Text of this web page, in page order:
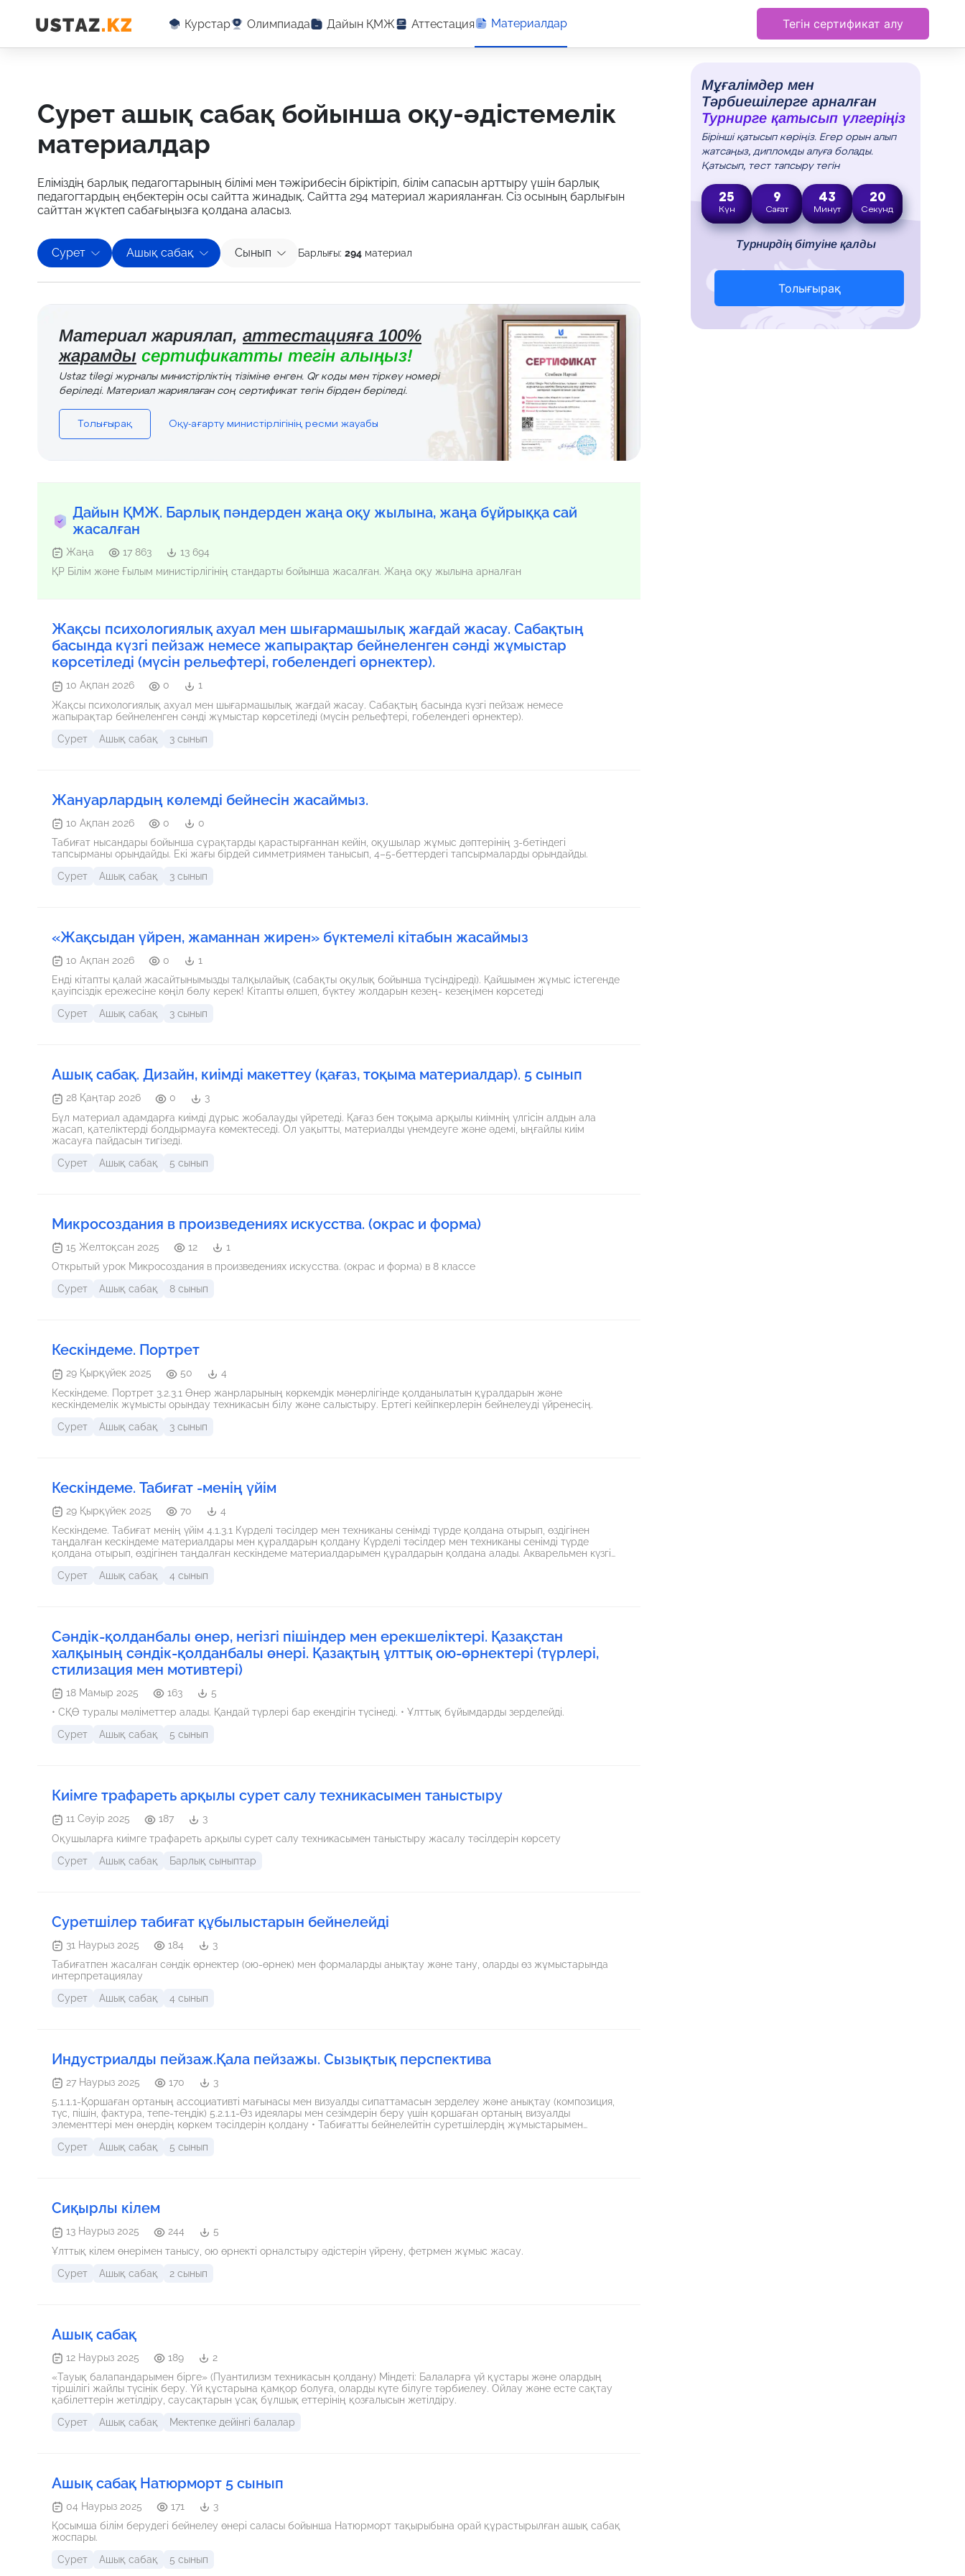
Курстар Олимпиада Дайын ҚМЖ Аттестация Материалдар Тегін сертификат алу
сурет ашық сабақ бойынша оқу-әдістемелік
материалдар
Еліміздің барлық педагогтарының білімі мен тәжірибесін біріктіріп, білім сапасын арттыру үшін барлық
педагогтардың еңбектерін осы сайтта жинадық. Сайтта 294 материал жарияланған. Сіз осының барлығын
сайттан жүктеп сабағыңызға қолдана аласыз.
Сурет Ашық сабақ Сынып Барлығы: 294 материал
Материал жариялап, аттестацияға 100%
жарамды сертификатты тегін алыңыз!
Ustaz tilegi журналы министірліктің тізіміне енген. Qr коды мен тіркеу номері
беріледі. Материал жариялаған соң сертификат тегін бірден беріледі.
Толығырақ Оқу-ағарту министірлігінің ресми жауабы
Дайын ҚМЖ. Барлық пәндерден жаңа оқу жылына, жаңа бұйрыққа сай
жасалған
Жаңа 17 863
13 694
ҚР Білім және Ғылым министірлігінің стандарты бойынша жасалған. Жаңа оқу жылына арналған
Жақсы психологиялық ахуал мен шығармашылық жағдай жасау. Сабақтың
басында күзгі пейзаж немесе жапырақтар бейнеленген сәнді жұмыстар
көрсетіледі (мүсін рельефтері, гобелендегі өрнектер).
10 Ақпан 2026 0
1
Жақсы психологиялық ахуал мен шығармашылық жағдай жасау. Сабақтың басында күзгі пейзаж немесе
жапырақтар бейнеленген сәнді жұмыстар көрсетіледі (мүсін рельефтері, гобелендегі өрнектер).
Сурет
Ашық сабақ 3 сынып
Жануарлардың көлемді бейнесін жасаймыз.
10 Ақпан 2026 0
0
Табиғат нысандары бойынша сұрақтарды қарастырғаннан кейін, оқушылар жұмыс дәптерінің 3-бетіндегі
тапсырманы орындайды. Екі жағы бірдей симметриямен танысып, 4–5-беттердегі тапсырмаларды орындайды.
Сурет
Ашық сабақ 3 сынып
«Жақсыдан үйрен, жаманнан жирен» бүктемелі кітабын жасаймыз
10 Ақпан 2026 0
1
Енді кітапты қалай жасайтынымызды талқылайық (сабақты оқулық бойынша түсіндіреді). Қайшымен жұмыс істегенде
қауіпсіздік ережесіне көңіл бөлу керек! Кітапты өлшеп, бүктеу жолдарын кезең- кезеңімен көрсетеді
Сурет
Ашық сабақ 3 сынып
Ашық сабақ. Дизайн, киімді макеттеу (қағаз, тоқыма материалдар). 5 сынып
28 Қаңтар 2026 0
3
Бұл материал адамдарға киімді дұрыс жобалауды үйретеді. Қағаз бен тоқыма арқылы киімнің үлгісін алдын ала
жасап, қателіктерді болдырмауға көмектеседі. Ол уақытты, материалды үнемдеуге және әдемі, ыңғайлы киім
жасауға пайдасын тигізеді.
Сурет
Ашық сабақ 5 сынып
Микросоздания в произведениях искусства. (окрас и форма)
15 Желтоқсан 2025 12
1
Открытый урок Микросоздания в произведениях искусства. (окрас и форма) в 8 классе
Сурет
Ашық сабақ 8 сынып
Кескіндеме. Портрет
29 Қырқүйек 2025 50
4
Кескіндеме. Портрет 3.2.3.1 Өнер жанрларының көркемдік мәнерлігінде қолданылатын құралдарын және
кескіндемелік жұмысты орындау техникасын білу және салыстыру. Ертегі кейіпкерлерін бейнелеуді үйренесің.
Сурет
Ашық сабақ 3 сынып
Кескіндеме. Табиғат -менің үйім
29 Қырқүйек 2025 70
4
Кескіндеме. Табиғат менің үйім 4.1.3.1 Күрделі тәсілдер мен техниканы сенімді түрде қолдана отырып, өздігінен
таңдалған кескіндеме материалдары мен құралдарын қолдану Күрделі тәсілдер мен техниканы сенімді түрде
қолдана отырып, өздігінен таңдалған кескіндеме материалдарымен құралдарын қолдана алады. Акварельмен күзгі
құштарлық, дұрыс қарым-қатынас орнату, сыни және креативті ойлау, жеке және топпен жұмыс істеу
Сурет Ашық сабақ 4 сынып
Сәндік-қолданбалы өнер, негізгі пішіндер мен ерекшеліктері. Қазақстан
халқының сәндік-қолданбалы өнері. Қазақтың ұлттық ою-өрнектері (түрлері,
стилизация мен мотивтері)
18 Мамыр 2025 163
5
• СҚӨ туралы мәліметтер алады. Қандай түрлері бар екендігін түсінеді. • Ұлттық бұйымдарды зерделейді.
Сурет
Ашық сабақ 5 сынып
Киімге трафареть арқылы сурет салу техникасымен таныстыру
11 Сәуір 2025 187
3
Оқушыларға киімге трафареть арқылы сурет салу техникасымен таныстыру жасалу тәсілдерін көрсету
Сурет
Ашық сабақ Барлық сыныптар
Суретшілер табиғат құбылыстарын бейнелейді
31 Наурыз 2025 184
3
Табиғатпен жасалған сәндік өрнектер (ою-өрнек) мен формаларды анықтау және тану, оларды өз жұмыстарында
интерпретациялау
Сурет
Ашық сабақ 4 сынып
Индустриалды пейзаж.Қала пейзажы. Сызықтық перспектива
27 Наурыз 2025 170
3
5.1.1.1-Қоршаған ортаның ассоциативті мағынасы мен визуалды сипаттамасын зерделеу және анықтау (композиция,
түс, пішін, фактура, тепе-теңдік) 5.2.1.1-Өз идеялары мен сезімдерін беру үшін қоршаған ортаның визуалды
элементтері мен өнердің көркем тәсілдерін қолдану • Табиғатты бейнелейтін суретшілердің жұмыстарымен
Сурет
Ашық сабақ 5 сынып
Сиқырлы кілем
13 Наурыз 2025 244
5
Ұлттық кілем өнерімен танысу, ою өрнекті орналстыру әдістерін үйрену, фетрмен жұмыс жасау.
Сурет
Ашық сабақ 2 сынып
Ашық сабақ
12 Наурыз 2025 189
2
«Тауық балапандарымен бірге» (Пуантилизм техникасын қолдану) Міндеті: Балаларға үй құстары және олардың
тіршілігі жайлы түсінік беру. Үй құстарына қамқор болуға, оларды күте білуге тәрбиелеу. Ойлау және есте сақтау
қабілеттерін жетілдіру, саусақтарын ұсақ бұлшық еттерінің қозғалысын жетілдіру.
Сурет
Ашық сабақ Мектепке дейінгі балалар
Ашық сабақ Натюрморт 5 сынып
04 Наурыз 2025 171
3
Қосымша білім берудегі бейнелеу өнері саласы бойынша Натюрморт тақырыбына орай құрастырылған ашық сабақ
жоспары.
Сурет
Ашық сабақ 5 сынып
Мұғалімдер мен
Тәрбиешілерге арналған
Турнирге қатысып үлгеріңіз
Бірінші қатысып көріңіз. Егер орын алып
жатсаңыз, дипломды алуға болады.
Қатысып, тест тапсыру тегін
25
Күн
9
Сағат
43
Минут
19
Секунд
Турнирдің бітуіне қалды
Толығырақ